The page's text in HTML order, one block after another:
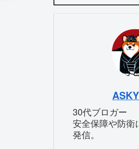
30代ブロガー
安全保障や防衛
発信。